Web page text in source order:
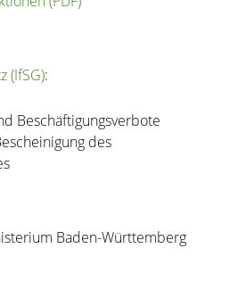
(IfSG):
Beschäftigungsverbote
des
Baden-Württemberg